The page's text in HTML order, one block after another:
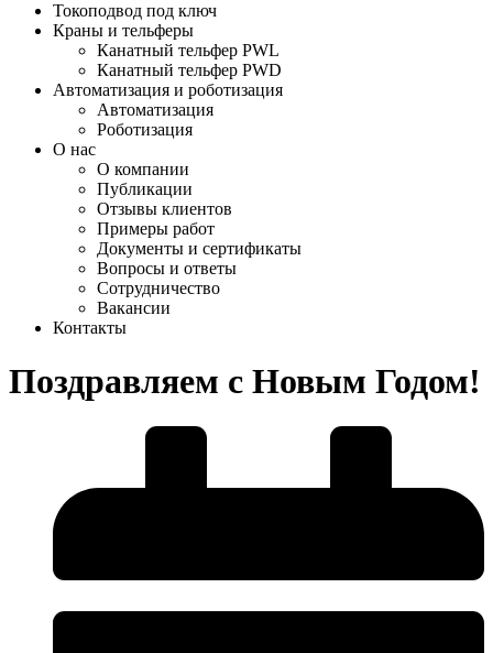
Токоподвод под ключ
Краны и тельферы
Канатный тельфер PWL
Канатный тельфер PWD
Автоматизация и роботизация
Автоматизация
Роботизация
О нас
О компании
Публикации
Отзывы клиентов
Примеры работ
Документы и сертификаты
Вопросы и ответы
Сотрудничество
Вакансии
Контакты
Поздравляем с Новым Годом!